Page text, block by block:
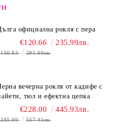
официална рокля с пера
€120.66 235.99лв.
295.00лв.
вечерна рокля от кадифе с
тюл и ефектна цепка
€228.00 445.93лв.
557.41лв.